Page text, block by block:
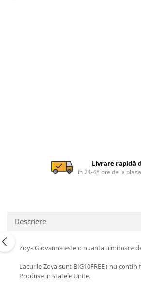
Livrare rapidă
în 24-48 ore de la
Descriere
Zoya Giovanna este o nuanta uimitoare
Lacurile Zoya sunt BIG10FREE ( nu
Produse in Statele Unite.